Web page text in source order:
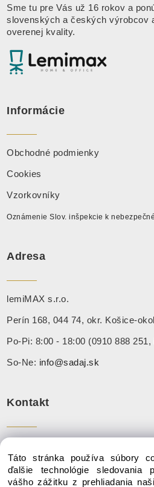
Sme tu pre Vás už 16 rokov a
slovenských a českých výrobcov
overenej kvality.
Informácie
Obchodné podmienky
Cookies
Vzorkovníky
Oznámenie Slov. inšpekcie k
Adresa
lemiMAX s.r.o.
Perín 168, 044 74, okr. Košice-
Po-Pi: 8:00 - 18:00 (0910 888 251,
So-Ne: info@sadaj.sk
Kontakt
Mail:info@sadaj.sk
Táto stránka používa súbory
ďalšie technológie sledovania
vášho zážitku z prehliadania